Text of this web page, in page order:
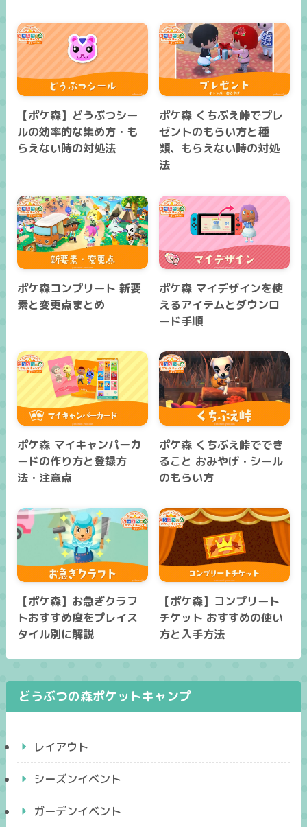
【ポケ森】どうぶつシー
ルの効率的な集め方・も
らえない時の対処法
ポケ森 くちぶえ峠でプレ
ゼントのもらい方と種
類、もらえない時の対処
法
ポケ森コンプリート 新要
素と変更点まとめ
ポケ森 マイデザインを使
えるアイテムとダウンロ
ード手順
ポケ森 マイキャンパーカ
ードの作り方と登録方
法・注意点
ポケ森 くちぶえ峠ででき
ること おみやげ・シール
のもらい方
【ポケ森】お急ぎクラフ
トおすすめ度をプレイス
タイル別に解説
【ポケ森】コンプリート
チケット おすすめの使い
方と入手方法
どうぶつの森ポケットキャンプ
レイアウト
シーズンイベント
ガーデンイベント